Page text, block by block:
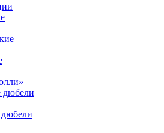
дюбели